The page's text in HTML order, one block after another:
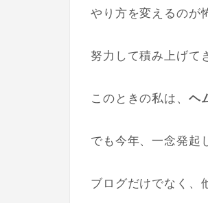
やり方を変えるのが
努力して積み上げて
このときの私は、 ヘ
でも今年、一念発起
ブログだけでなく、